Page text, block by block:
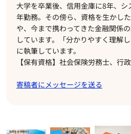
大学を卒業後、信用金庫に8年、
年勤務。その傍ら、資格を生かし
や、今まで携わってきた金融関係
しています。「分かりやすく理解
に執筆しています。
【保有資格】社会保険労務士、行
寄稿者にメッセージを送る